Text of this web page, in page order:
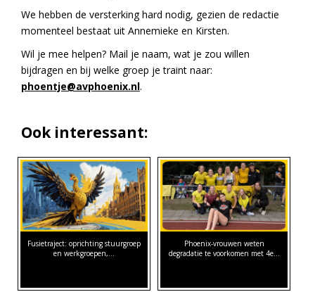
We hebben de versterking hard nodig, gezien de redactie
momenteel bestaat uit Annemieke en Kirsten.
Wil je mee helpen? Mail je naam, wat je zou willen
bijdragen en bij welke groep je traint naar:
phoentje@avphoenix.nl.
Ook interessant:
Fusietraject: oprichting stuurgroep
en werkgroepen,…
Phoenix-vrouwen weten
degradatie te voorkomen met 4e…